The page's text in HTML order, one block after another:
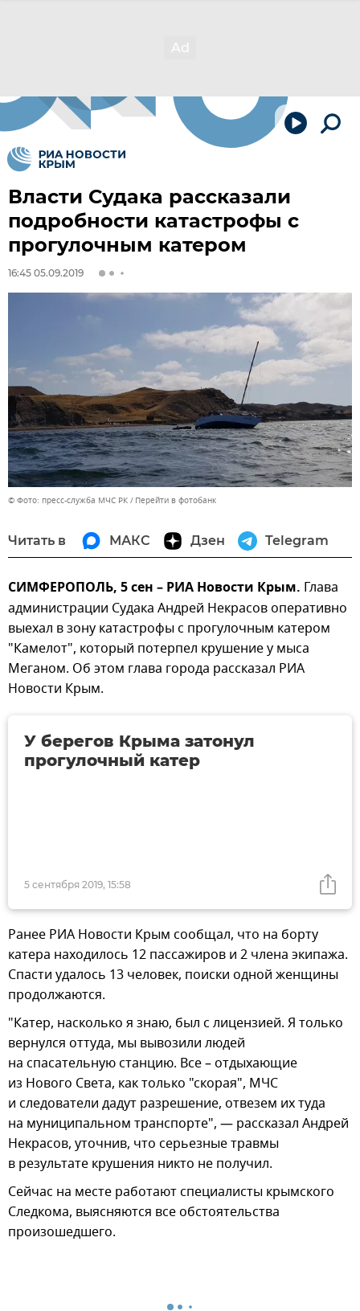
Власти Судака рассказали
подробности катастрофы с
прогулочным катером
16:45 05.09.2019
© Фото: пресс-служба МЧС РК Перейти в фотобанк
Читать в МАКС Дзен Telegram
СИМФЕРОПОЛЬ, 5 сен – РИА Новости Крым. Глава
администрации Судака Андрей Некрасов оперативно
выехал в зону катастрофы с прогулочным катером
"Камелот", который потерпел крушение у мыса
Меганом. Об этом глава города рассказал РИА
Новости Крым.
5 сентября 2019, 15:58
У берегов Крыма затонул
прогулочный катер
Ранее РИА Новости Крым сообщал, что на борту
катера находилось 12 пассажиров и 2 члена экипажа.
Спасти удалось 13 человек, поиски одной женщины
продолжаются.
"Катер, насколько я знаю, был с лицензией. Я только
вернулся оттуда, мы вывозили людей
на спасательную станцию. Все – отдыхающие
из Нового Света, как только "скорая", МЧС
и следователи дадут разрешение, отвезем их туда
на муниципальном транспорте", — рассказал Андрей
Некрасов, уточнив, что серьезные травмы
в результате крушения никто не получил.
Сейчас на месте работают специалисты крымского
Следкома, выясняются все обстоятельства
произошедшего.